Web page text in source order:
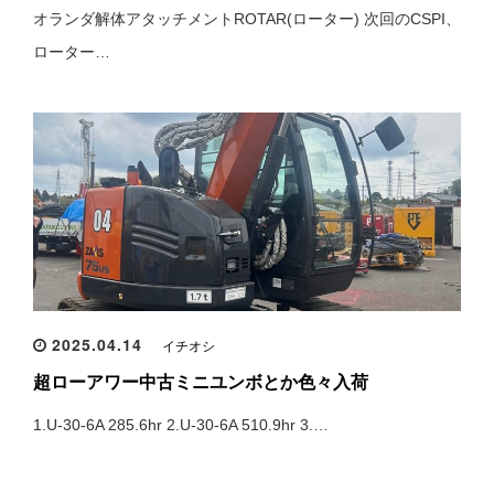
オランダ解体アタッチメントROTAR(ローター) 次回のCSPI、
ローター…
2025.04.14 イチオシ
超ローアワー中古ミニユンボとか色々入荷
1.U-30-6A 285.6hr 2.U-30-6A 510.9hr 3.…